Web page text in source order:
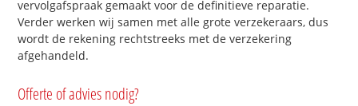
vervolgafspraak gemaakt voor de definitieve reparatie.
Verder werken wij samen met alle grote verzekeraars, dus
wordt de rekening rechtstreeks met de verzekering
afgehandeld.
Offerte of advies nodig?